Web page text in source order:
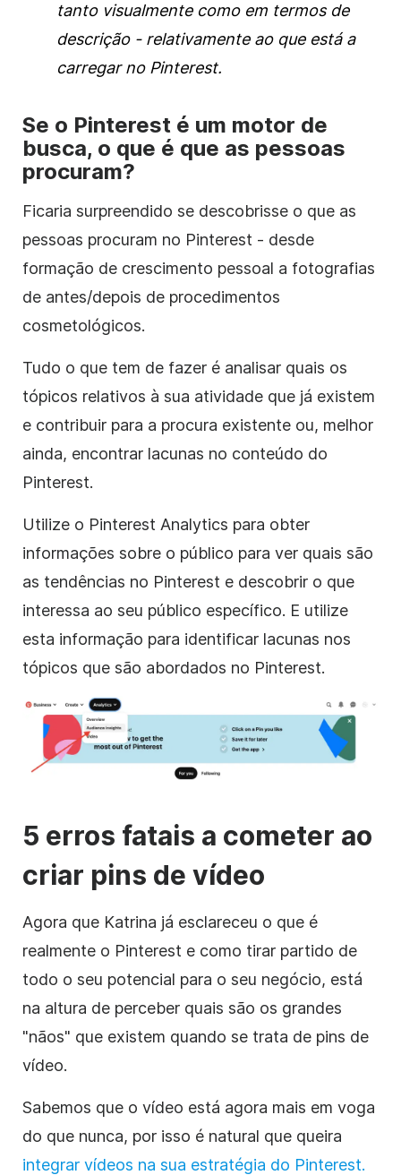
tanto visualmente como em termos de
descrição - relativamente ao que está a
carregar no Pinterest.
Se o Pinterest é um motor de
busca, o que é que as pessoas
procuram?
Ficaria surpreendido se descobrisse o que as
pessoas procuram no Pinterest - desde
formação de crescimento pessoal a fotografias
de antes/depois de procedimentos
cosmetológicos.
Tudo o que tem de fazer é analisar quais os
tópicos relativos à sua atividade que já existem
e contribuir para a procura existente ou, melhor
ainda, encontrar lacunas no conteúdo do
Pinterest.
Utilize o Pinterest Analytics para obter
informações sobre o público para ver quais são
as tendências no Pinterest e descobrir o que
interessa ao seu público específico. E utilize
esta informação para identificar lacunas nos
tópicos que são abordados no Pinterest.
5 erros fatais a cometer ao
criar pins de vídeo
Agora que Katrina já esclareceu o que é
realmente o Pinterest e como tirar partido de
todo o seu potencial para o seu negócio, está
na altura de perceber quais são os grandes
"nãos" que existem quando se trata de pins de
vídeo.
Sabemos que o vídeo está agora mais em voga
do que nunca, por isso é natural que queira
integrar vídeos na sua estratégia do Pinterest.